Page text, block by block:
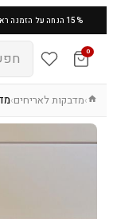
15% הנחה על הזמנה ראשונה
0
›מדבקות לאריחים›